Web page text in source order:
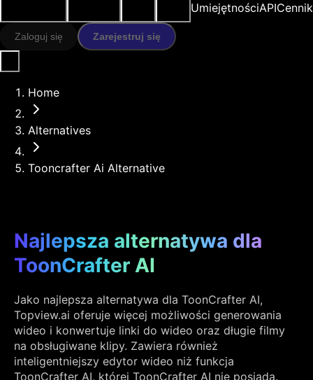
UmiejętnościAPICennik
Zaloguj się Zarejestruj się
Home
Alternatives
Tooncrafter Ai Alternative
Najlepsza alternatywa dla
ToonCrafter AI
Jako najlepsza alternatywa dla ToonCrafter AI,
Topview.ai oferuje więcej możliwości generowania
wideo i konwertuje linki do wideo oraz długie filmy
na obsługiwane klipy. Zawiera również
inteligentniejszy edytor wideo niż funkcja
ToonCrafter AI, której ToonCrafter AI nie posiada.